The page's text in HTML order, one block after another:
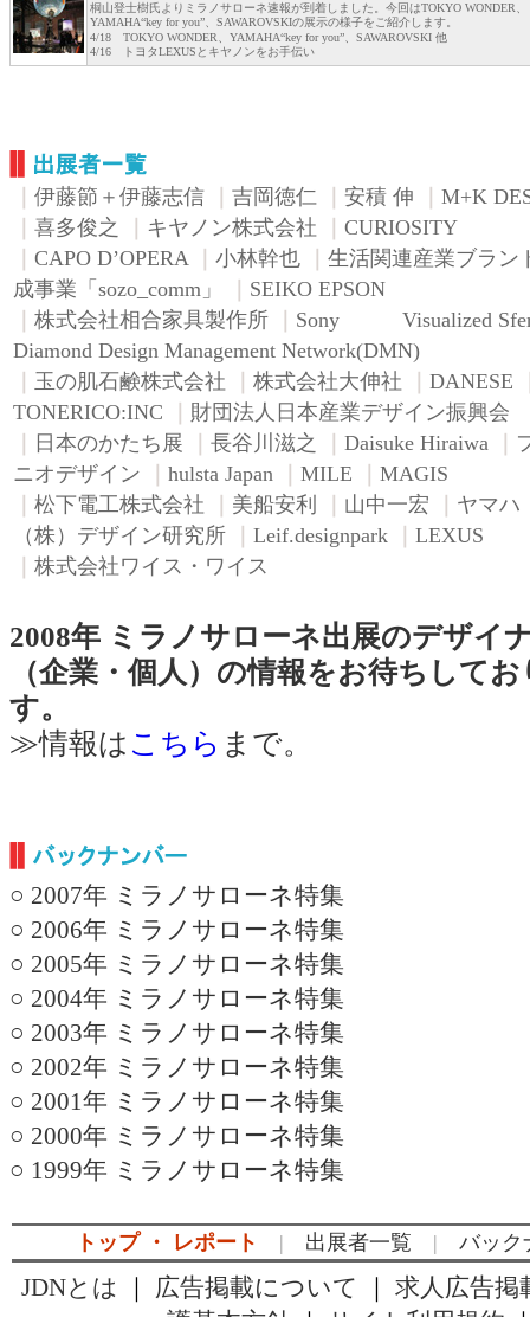
桐山登士樹氏よりミラノサローネ速報が到着しました。今回はTOKYO WONDER、
YAMAHA“key for you”、SAWAROVSKIの展示の様子をご紹介します。
4/18 TOKYO WONDER、YAMAHA“key for you”、SAWAROVSKI 他
4/16 トヨタLEXUSとキヤノンをお手伝い
伊藤節＋伊藤志信 吉岡徳仁 安積 伸
M+K
喜多俊之 キヤノン株式会社
CURIOSITY
CAPO D’OPERA 小林幹也
生活関連産業ブラン
成事業「sozo_comm」
SEIKO EPSON
株式会社相合家具製作所
Sony Visualized
Diamond Design Management Network(DMN)
玉の肌石鹸株式会社 株式会社大伸社 DANESE
TONERICO:INC
財団法人日本産業デザイン振興会
日本のかたち展 長谷川滋之 Daisuke Hiraiwa
ニオデザイン
hulsta Japan MILE
MAGIS
松下電工株式会社 美船安利 山中一宏
ヤマハ
（株）デザイン研究所
Leif.designpark
LEXUS
株式会社ワイス・ワイス
2008年 ミラノサローネ出展のデザイ
（企業・個人）の情報をお待ちして
す。
≫情報は こちら まで。
○ 2007年 ミラノサローネ特集
○ 2006年 ミラノサローネ特集
○ 2005年 ミラノサローネ特集
○ 2004年 ミラノサローネ特集
○ 2003年 ミラノサローネ特集
○ 2002年 ミラノサローネ特集
○ 2001年 ミラノサローネ特集
○ 2000年 ミラノサローネ特集
○ 1999年 ミラノサローネ特集
トップ ・ レポート | 出展者一覧 | バック
JDNとは ｜ 広告掲載について ｜ 求人広告掲